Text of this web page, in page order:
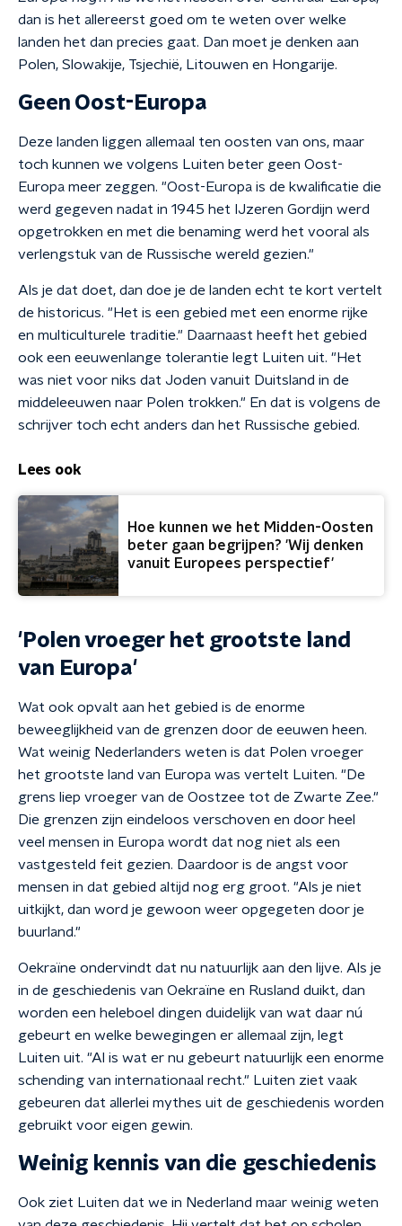
dan is het allereerst goed om te weten over welke
landen het dan precies gaat. Dan moet je denken aan
Polen, Slowakije, Tsjechië, Litouwen en Hongarije.
Geen Oost-Europa
Deze landen liggen allemaal ten oosten van ons, maar
toch kunnen we volgens Luiten beter geen Oost-
Europa meer zeggen. "Oost-Europa is de kwalificatie die
werd gegeven nadat in 1945 het IJzeren Gordijn werd
opgetrokken en met die benaming werd het vooral als
verlengstuk van de Russische wereld gezien."
Als je dat doet, dan doe je de landen echt te kort vertelt
de historicus. "Het is een gebied met een enorme rijke
en multiculturele traditie." Daarnaast heeft het gebied
ook een eeuwenlange tolerantie legt Luiten uit. "Het
was niet voor niks dat Joden vanuit Duitsland in de
middeleeuwen naar Polen trokken." En dat is volgens de
schrijver toch echt anders dan het Russische gebied.
Lees ook
Hoe kunnen we het Midden-Oosten
beter gaan begrijpen? 'Wij denken
vanuit Europees perspectief'
'Polen vroeger het grootste land
van Europa'
Wat ook opvalt aan het gebied is de enorme
beweeglijkheid van de grenzen door de eeuwen heen.
Wat weinig Nederlanders weten is dat Polen vroeger
het grootste land van Europa was vertelt Luiten. "De
grens liep vroeger van de Oostzee tot de Zwarte Zee."
Die grenzen zijn eindeloos verschoven en door heel
veel mensen in Europa wordt dat nog niet als een
vastgesteld feit gezien. Daardoor is de angst voor
mensen in dat gebied altijd nog erg groot. "Als je niet
uitkijkt, dan word je gewoon weer opgegeten door je
buurland."
Oekraïne ondervindt dat nu natuurlijk aan den lijve. Als je
in de geschiedenis van Oekraïne en Rusland duikt, dan
worden een heleboel dingen duidelijk van wat daar nú
gebeurt en welke bewegingen er allemaal zijn, legt
Luiten uit. "Al is wat er nu gebeurt natuurlijk een enorme
schending van internationaal recht." Luiten ziet vaak
gebeuren dat allerlei mythes uit de geschiedenis worden
gebruikt voor eigen gewin.
Weinig kennis van die geschiedenis
Ook ziet Luiten dat we in Nederland maar weinig weten